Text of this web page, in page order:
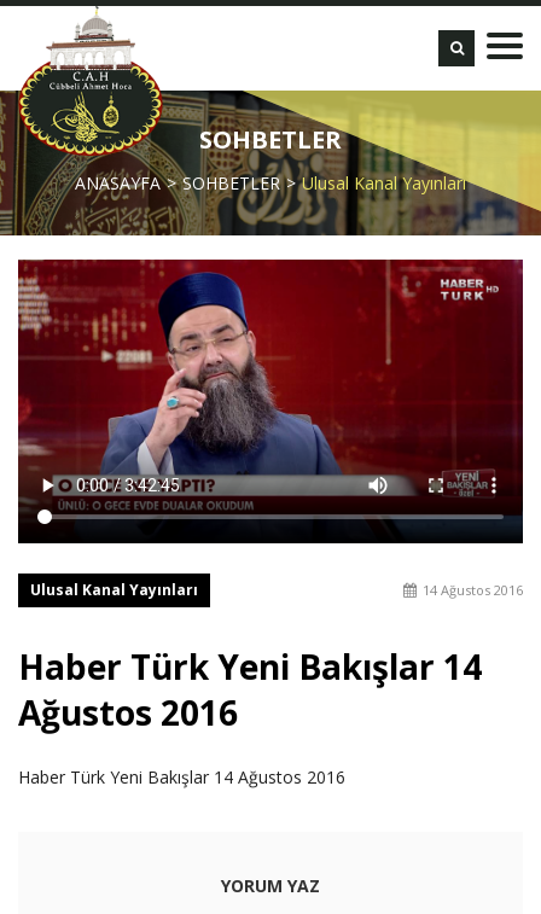
SOHBETLER
ANASAYFA SOHBETLER Ulusal Kanal Yayınları
Ulusal Kanal Yayınları 14 Ağustos 2016
Haber Türk Yeni Bakışlar 14
Ağustos 2016
Haber Türk Yeni Bakışlar 14 Ağustos 2016
YORUM YAZ